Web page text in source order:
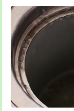
給水管工事※（ラ
管・ポリ管・HT
給水管工事※（ラ
管・ポリ管・HT管
排水管工事（土の
業）
排水管工事（排
追加トーラー機使
カメラ調査
桝清掃
止水・漏水調査・
理・調整・分解・
止水・漏水調査